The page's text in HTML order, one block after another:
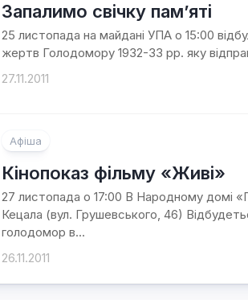
Запалимо свічку пам’яті
25 листопада на майдані УПА о 15:00
жертв Голодомору 1932-33 рр. яку
27.11.2011
Афіша
Кінопоказ фільму «Живі»
27 листопада о 17:00 В Народному домі
Кецала (вул. Грушевського, 46)
голодомор в...
26.11.2011